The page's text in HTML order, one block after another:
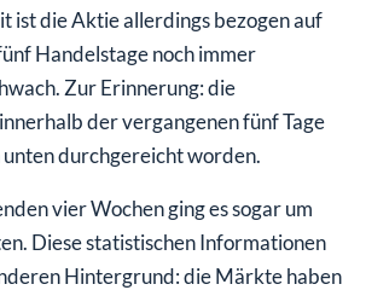
ist die Aktie allerdings bezogen auf
Handelstage noch immer
Zur Erinnerung: die
der vergangenen fünf Tage
unten durchgereicht worden.
vier Wochen ging es sogar um
Diese statistischen Informationen
Hintergrund: die Märkte haben